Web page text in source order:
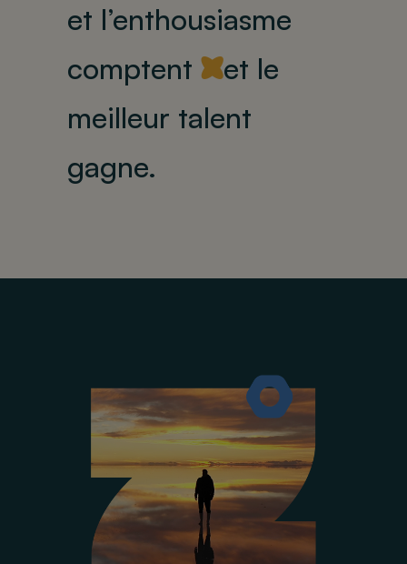
et l’enthousiasme
comptent Yet le
meilleur talent
gagne.